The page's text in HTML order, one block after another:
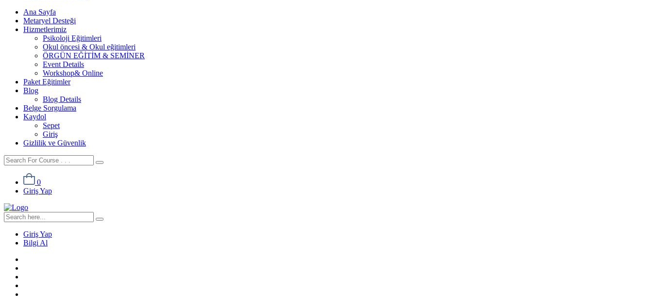
Ana Sayfa
Metaryel Desteği
Hizmetlerimiz
Psikoloji Eğitimleri
Okul öncesi & Okul eğitimleri
ÖRGÜN EĞİTİM & SEMİNER
Event Details
Workshop& Online
Paket Eğitimler
Blog
Blog Details
Belge Sorgulama
Kaydol
Sepet
Giriş
Gizlilik ve Güvenlik
0
Giriş Yap
Giriş Yap
Bilgi Al